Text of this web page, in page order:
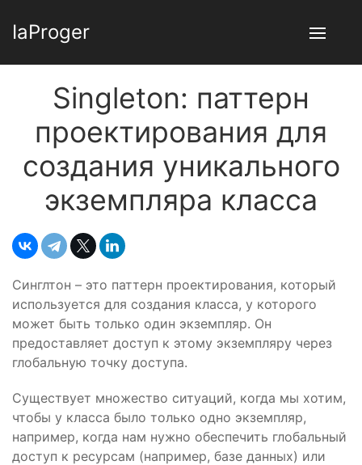
IaProger
Singleton: паттерн
проектирования для
создания уникального
экземпляра класса
Синглтон – это паттерн проектирования, который
используется для создания класса, у которого
может быть только один экземпляр. Он
предоставляет доступ к этому экземпляру через
глобальную точку доступа.
Существует множество ситуаций, когда мы хотим,
чтобы у класса было только одно экземпляр,
например, когда нам нужно обеспечить глобальный
доступ к ресурсам (например, базе данных) или